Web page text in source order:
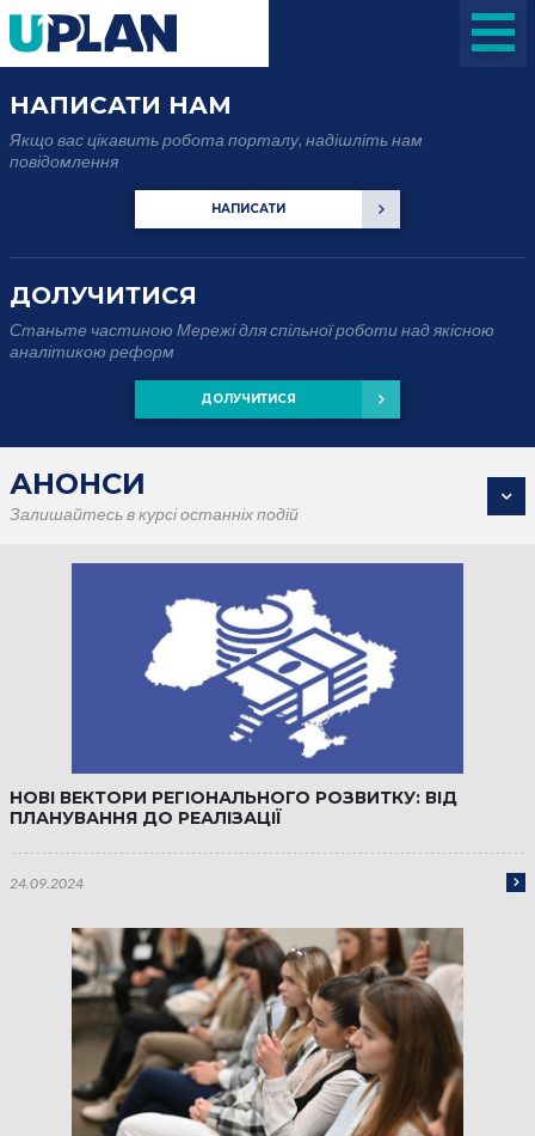
НАПИСАТИ НАМ
Якщо вас цікавить робота порталу, надішліть нам
повідомлення
НАПИСАТИ
ДОЛУЧИТИСЯ
Станьте частиною Мережі для спільної роботи над якісною
аналітикою реформ
ДОЛУЧИТИСЯ
АНОНСИ
Залишайтесь в курсі останніх подій
НОВІ ВЕКТОРИ РЕГІОНАЛЬНОГО РОЗВИТКУ: ВІД
ПЛАНУВАННЯ ДО РЕАЛІЗАЦІЇ
24.09.2024